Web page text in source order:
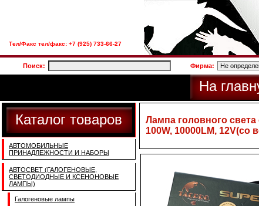
Тел/Факс тел/факс: +7 (925) 733-66-27
Поиск: Фирма:
На
Каталог товаров
АВТОМОБИЛЬНЫЕ
ПРИНАДЛЕЖНОСТИ И НАБОРЫ
АВТОСВЕТ (ГАЛОГЕНОВЫЕ,
СВЕТОДИОДНЫЕ И КСЕНОНОВЫЕ
ЛАМПЫ)
Галогеновые лампы
Лампа головного
100W, 10000LM, 12V(со